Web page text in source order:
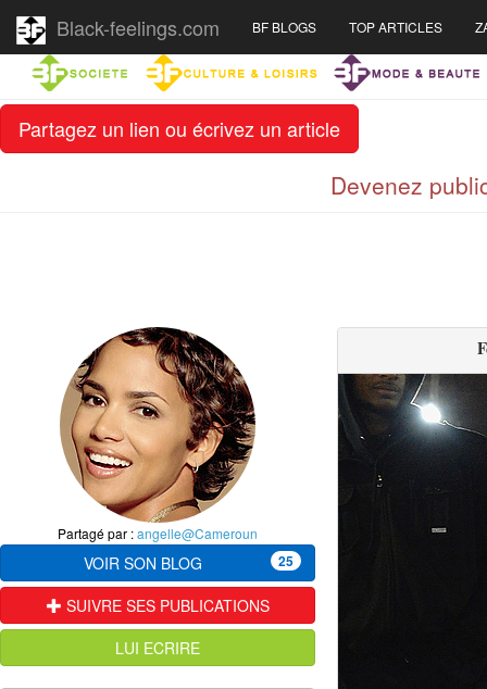
Partagez un lien ou écrivez un article
Black-feelings.com BF BLOGS TOP ARTICLES
Devenez
Partagé par :angelle@Cameroun
VOIR SON BLOG 25
SUIVRE SES PUBLICATIONS
LUI ECRIRE